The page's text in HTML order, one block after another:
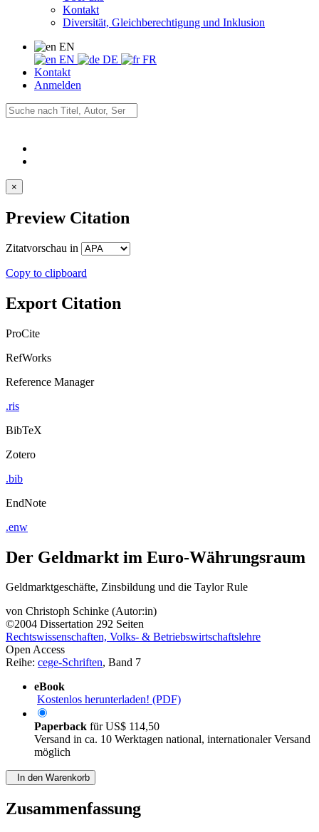
Kontakt
Diversität, Gleichberechtigung und Inklusion
EN
EN
DE
FR
Kontakt
Anmelden
×
Preview Citation
Zitatvorschau in
Copy to clipboard
Export Citation
ProCite
RefWorks
Reference Manager
.ris
BibTeX
Zotero
.bib
EndNote
.enw
Der Geldmarkt im Euro-Währungsraum
Geldmarktgeschäfte, Zinsbildung und die Taylor Rule
von Christoph Schinke (Autor:in)
©2004 Dissertation 292 Seiten
Rechtswissenschaften, Volks- & Betriebswirtschaftslehre
Open Access
Reihe: cege-Schriften, Band 7
eBook
Kostenlos herunterladen! (PDF)
Paperback fürUS$ 114,50
Versand in ca. 10 Werktagen national, internationaler Versand
möglich
In den Warenkorb
Zusammenfassung